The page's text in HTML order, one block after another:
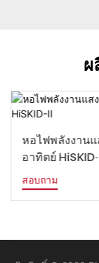
ผ
หอไฟพลังงานแ
อาทิตย์
สอบถาม